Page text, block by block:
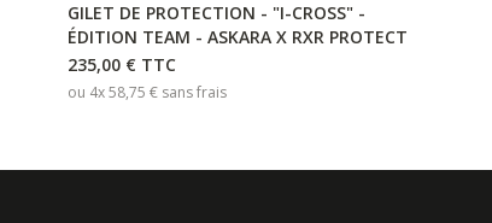
GILET DE PROTECTION - "I-CROSS" -
ÉDITION TEAM - ASKARA X RXR PROTECT
235,00 € TTC
ou 4x58,75 € sans frais